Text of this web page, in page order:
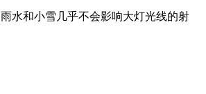
水和小雪几乎不会影响大灯光线的射